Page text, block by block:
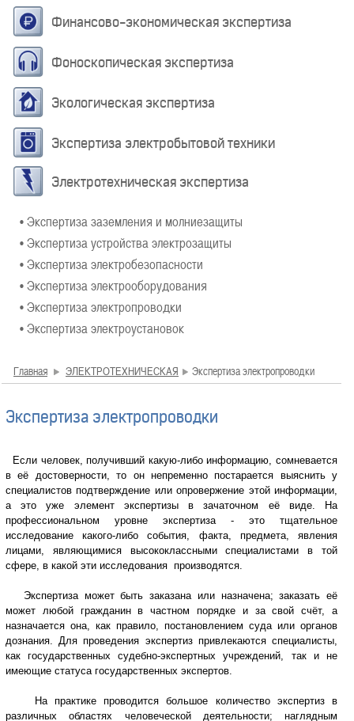
Финансово-экономическая экспертиза
Фоноскопическая экспертиза
Экологическая экспертиза
Экспертиза электробытовой техники
Электротехническая экспертиза
• Экспертиза заземления и молниезащиты
• Экспертиза устройства электрозащиты
• Экспертиза электробезопасности
• Экспертиза электрооборудования
• Экспертиза электропроводки
• Экспертиза электроустановок
Главная ЭЛЕКТРОТЕХНИЧЕСКАЯ Экспертиза электропроводки
Экспертиза электропроводки
Если человек, получивший какую-либо информацию, сомневается
в её достоверности, то он непременно постарается выяснить у
специалистов подтверждение или опровержение этой информации,
а это уже элемент экспертизы в зачаточном её виде. На
профессиональном уровне экспертиза - это тщательное
исследование какого-либо события, факта, предмета, явления
лицами, являющимися высококлассными специалистами в той
сфере, в какой эти исследования производятся.
Экспертиза может быть заказана или назначена; заказать её
может любой гражданин в частном порядке и за свой счёт, а
назначается она, как правило, постановлением суда или органов
дознания. Для проведения экспертиз привлекаются специалисты,
как государственных судебно-экспертных учреждений, так и не
имеющие статуса государственных экспертов.
На практике проводится большое количество экспертиз в
различных областях человеческой деятельности; наглядным